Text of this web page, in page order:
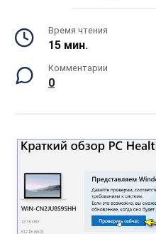
Время чтения
15 мин.
Комментарии
0